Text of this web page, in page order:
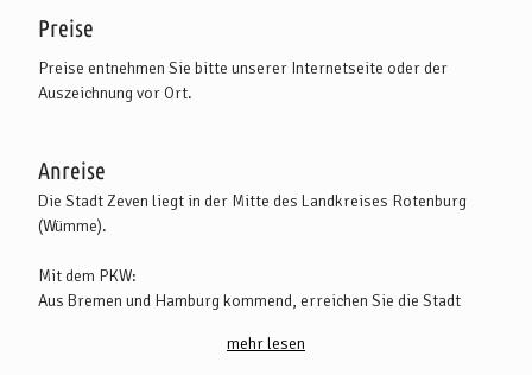
Preise
Preise entnehmen Sie bitte unserer Internetseite oder der
Auszeichnung vor Ort.
Anreise
Die Stadt Zeven liegt in der Mitte des Landkreises Rotenburg
(Wümme).
Mit dem PKW:
Aus Bremen und Hamburg kommend, erreichen Sie die Stadt
Bremervörde und die Kreisstadt Rotenburg (Wümme) mit Zeven
mehr lesen